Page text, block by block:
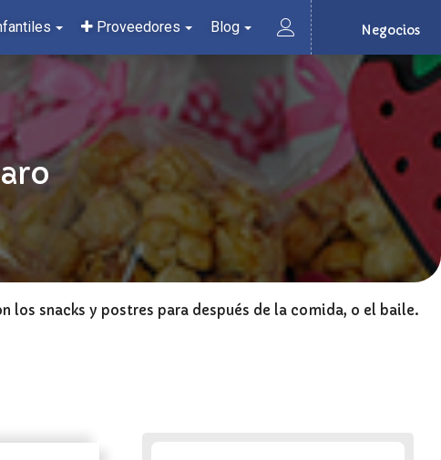
Negocios
Proveedores Blog
snacks y postres para después de la comida, o el baile.